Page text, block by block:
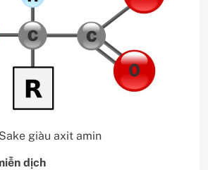
Sake giàu axit amin
dịch